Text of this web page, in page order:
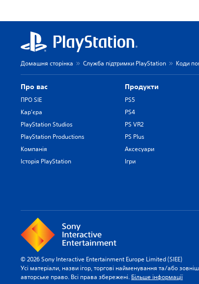
Домашня сторінка Служба підтримки PlayStation Коди
Про вас
ПРО SIE
Кар'єра
PlayStation Studios
PlayStation Productions
Компанія
Історія PlayStation
Продукти
PS5
PS4
PS VR2
PS Plus
Аксесуари
Ігри
© 2026 Sony Interactive Entertainment Europe Limited (SIEE)
Усі матеріали, назви ігор, торгові найменування та/або
авторське право. Всі права збережені. Більше інформації